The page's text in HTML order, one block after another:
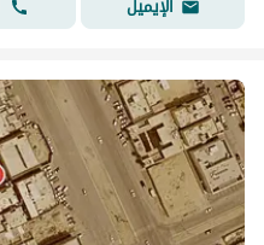
الإيميل